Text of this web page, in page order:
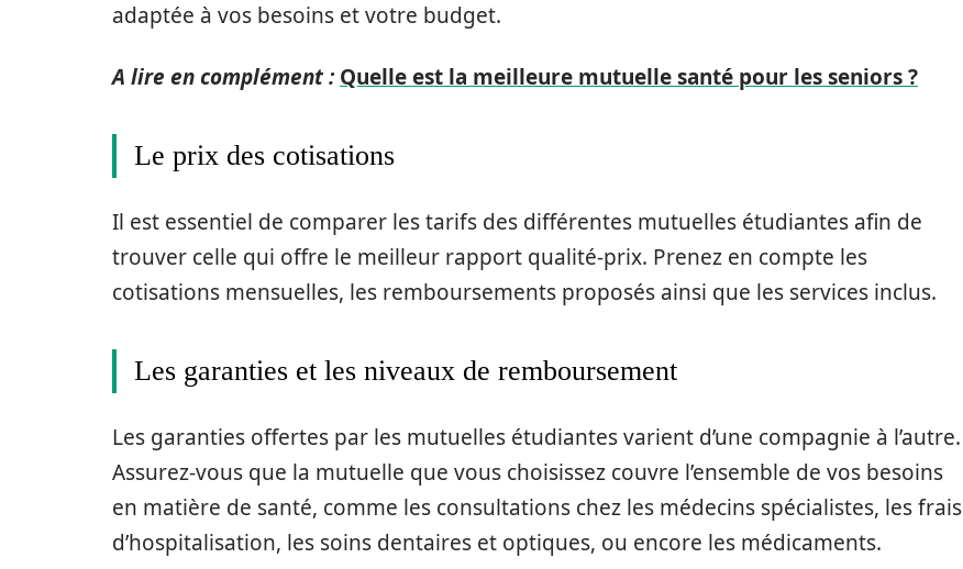
adaptée à vos besoins et votre budget.
A lire en complément : Quelle est la meilleure mutuelle santé pour les seniors ?
Le prix des cotisations
Il est essentiel de comparer les tarifs des différentes mutuelles étudiantes afin de
trouver celle qui offre le meilleur rapport qualité-prix. Prenez en compte les
cotisations mensuelles, les remboursements proposés ainsi que les services inclus.
Les garanties et les niveaux de remboursement
Les garanties offertes par les mutuelles étudiantes varient d’une compagnie à l’autre.
Assurez-vous que la mutuelle que vous choisissez couvre l’ensemble de vos besoins
en matière de santé, comme les consultations chez les médecins spécialistes, les frais
d’hospitalisation, les soins dentaires et optiques, ou encore les médicaments.